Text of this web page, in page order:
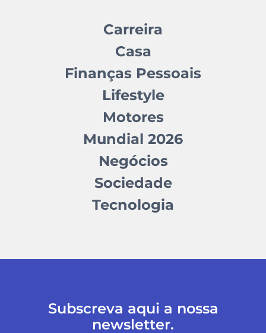
Carreira
Casa
Finanças Pessoais
Lifestyle
Motores
Mundial 2026
Negócios
Sociedade
Tecnologia
Subscreva aqui a nossa
newsletter.